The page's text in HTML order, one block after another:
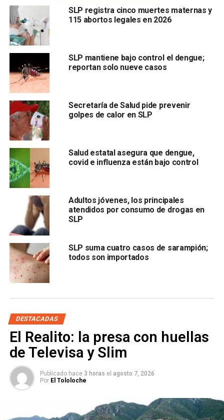
“Podemos no llegar a eso si trabajamos en la prevención y
nos quedamos en casa”, dijo Rangel Martínez, quien
comentó que por ahora, la única medida general de
resguardo será la campaña nacional de Sana Distancia,
que continuará en vigor hasta el 30 de abril.
La secretaria de Salud no descartó que una alza en
los brotes de coronavirus podría cambiar de un día a
otro
las medidas de distanciamiento que deba aplicar la
población y agregó que: “el mayor pico de contagios que
tenemos proyectado para San Luis Potosí, podría ocurrir
durante la última semana de abril y la primera de mayo”.
También lee:
Dos de los contagiados por coronavirus en
SLP están hospitalizados
ARTÍCULOS RELACIONADOS:
Un laboratorio suspendido por realizar pruebas
rápidas irregulares: Coepris
Dos de los contagiados por coronavirus en SLP
están hospitalizados
SLP registra cinco muertes maternas y
115 abortos legales en 2026
SLP mantiene bajo control el dengue;
reportan solo nueve casos
Secretaría de Salud pide prevenir
golpes de calor en SLP
Salud estatal asegura que dengue,
covid e influenza están bajo control
Adultos jóvenes, los principales
atendidos por consumo de drogas en
SLP
SLP suma cuatro casos de sarampión;
todos son importados
DESTACADAS
El Realito: la presa con huellas
de Televisa y Slim
Publicado hace 3 horas el agosto 7, 2026
Por El Tololoche